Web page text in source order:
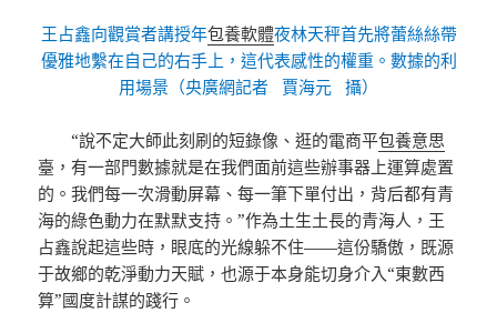
王占鑫向觀賞者講授年包養軟體夜林天秤首先將蕾絲絲帶
優雅地繫在自己的右手上，這代表感性的權重。數據的利
用場景（央廣網記者 賈海元 攝）
“說不定大師此刻刷的短錄像、逛的電商平包養意思
臺，有一部門數據就是在我們面前這些辦事器上運算處置
的。我們每一次滑動屏幕、每一筆下單付出，背后都有青
海的綠色動力在默默支持。”作為土生土長的青海人，王
占鑫說起這些時，眼底的光線躲不住——這份驕傲，既源
于故鄉的乾淨動力天賦，也源于本身能切身介入“東數西
算”國度計謀的踐行。